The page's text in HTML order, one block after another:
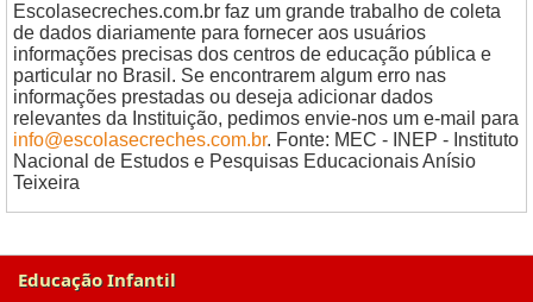
Escolasecreches.com.br faz um grande trabalho de coleta
de dados diariamente para fornecer aos usuários
informações precisas dos centros de educação pública e
particular no Brasil. Se encontrarem algum erro nas
informações prestadas ou deseja adicionar dados
relevantes da Instituição, pedimos envie-nos um e-mail para
info@escolasecreches.com.br. Fonte: MEC - INEP - Instituto
Nacional de Estudos e Pesquisas Educacionais Anísio
Teixeira
Educação Infantil